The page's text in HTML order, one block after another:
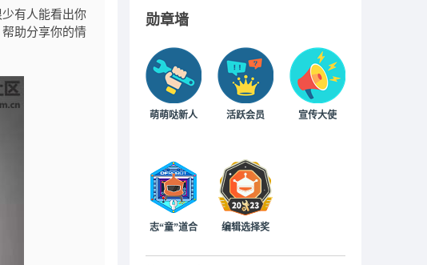
有人能看出你
助分享你的情
勋章墙
萌萌哒新人 活跃会员 宣传大使
志“童”道合 编辑选择奖